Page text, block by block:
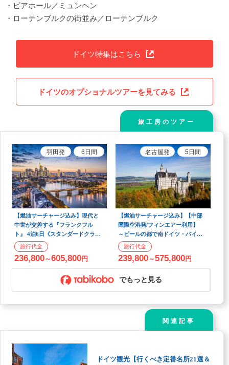
・ビアホール／ミュンヘン
・ローテンブルクの街並み／ローテンブルク
ドイツ特集はこちら
ドイツのオプショナルツアーを見てみる
旅工房のツアー
【燃油サーチャージ込み】現代と
中世が交差する『フランクフル
ト』 4泊6日《スタンダードクラス
ホテル宿泊》【羽田午前発/ルフト
ハンザ航空利用】
羽田発 6 日間
236,800～605,800円
【燃油サーチャージ込み】【中部
国際空港発/フィンエアー利用】
～ビールの都で南ドイツ・バイエ
ルン地方の歴史に触れる旅～ ミ
名古屋発 5 日間
239,800～575,800円
でもっと見る
関連記事
ドイツ観光【行くべき定番名所21選＆